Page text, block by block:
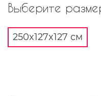
Выберите
250x127x127 см